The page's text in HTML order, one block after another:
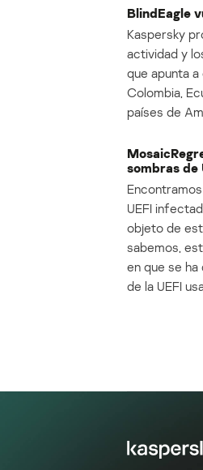
BlindEagle
Kaspersky
actividad y
que apunta
Colombia,
países de
sombras de
UEFI
objeto de
sabemos,
en que se
de la UEFI